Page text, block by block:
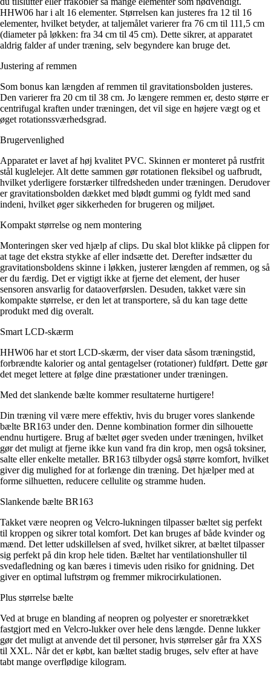
HHW06 har i alt 16 elementer. Størrelsen kan justeres fra 12 til 16
elementer, hvilket betyder, at taljemålet varierer fra 76 cm til 111,5 cm
(diameter på løkken: fra 34 cm til 45 cm). Dette sikrer, at apparatet
aldrig falder af under træning, selv begyndere kan bruge det.
Justering af remmen
Som bonus kan længden af remmen til gravitationsbolden justeres.
Den varierer fra 20 cm til 38 cm. Jo længere remmen er, desto større er
centrifugal kraften under træningen, det vil sige en højere vægt og et
øget rotationssværhedsgrad.
Brugervenlighed
Apparatet er lavet af høj kvalitet PVC. Skinnen er monteret på rustfrit
stål kuglelejer. Alt dette sammen gør rotationen fleksibel og uafbrudt,
hvilket yderligere forstærker tilfredsheden under træningen. Derudover
er gravitationsbolden dækket med blødt gummi og fyldt med sand
indeni, hvilket øger sikkerheden for brugeren og miljøet.
Kompakt størrelse og nem montering
Monteringen sker ved hjælp af clips. Du skal blot klikke på clippen for
at tage det ekstra stykke af eller indsætte det. Derefter indsætter du
gravitationsboldens skinne i løkken, justerer længden af remmen, og så
er du færdig. Det er vigtigt ikke at fjerne det element, der huser
sensoren ansvarlig for dataoverførslen. Desuden, takket være sin
kompakte størrelse, er den let at transportere, så du kan tage dette
produkt med dig overalt.
Smart LCD-skærm
HHW06 har et stort LCD-skærm, der viser data såsom træningstid,
forbrændte kalorier og antal gentagelser (rotationer) fuldført. Dette gør
det meget lettere at følge dine præstationer under træningen.
Med det slankende bælte kommer resultaterne hurtigere!
Din træning vil være mere effektiv, hvis du bruger vores slankende
bælte BR163 under den. Denne kombination former din silhouette
endnu hurtigere. Brug af bæltet øger sveden under træningen, hvilket
gør det muligt at fjerne ikke kun vand fra din krop, men også toksiner,
salte eller enkelte metaller. BR163 tilbyder også større komfort, hvilket
giver dig mulighed for at forlænge din træning. Det hjælper med at
forme silhuetten, reducere cellulite og stramme huden.
Slankende bælte BR163
Takket være neopren og Velcro-lukningen tilpasser bæltet sig perfekt
til kroppen og sikrer total komfort. Det kan bruges af både kvinder og
mænd. Det letter udskillelsen af sved, hvilket sikrer, at bæltet tilpasser
sig perfekt på din krop hele tiden. Bæltet har ventilationshuller til
svedafledning og kan bæres i timevis uden risiko for gnidning. Det
giver en optimal luftstrøm og fremmer mikrocirkulationen.
Plus størrelse bælte
Ved at bruge en blanding af neopren og polyester er snoretrækket
fastgjort med en Velcro-lukker over hele dens længde. Denne lukker
gør det muligt at anvende det til personer, hvis størrelser går fra XXS
til XXL. Når det er købt, kan bæltet stadig bruges, selv efter at have
tabt mange overflødige kilogram.